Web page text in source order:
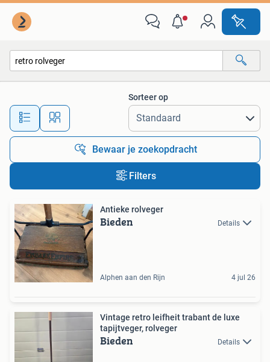
Alle afstanden…
Sorteer op
Bewaar je zoekopdracht
Filters
Antieke rolveger
Bieden Details
Alphen aan den Rijn 4 jul 26
Vintage retro leifheit trabant de luxe
tapijtveger, rolveger
Bieden Details